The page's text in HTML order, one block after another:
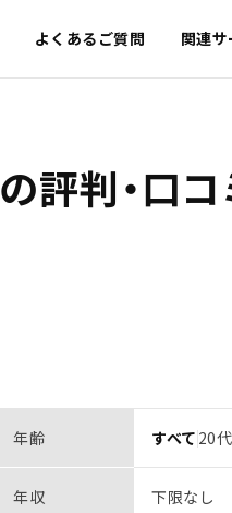
よくあるご質問 関連
の評判・口コ
年齢 すべて 20代
年収